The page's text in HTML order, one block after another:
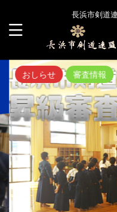
長浜市剣道
おしらせ 審査情報